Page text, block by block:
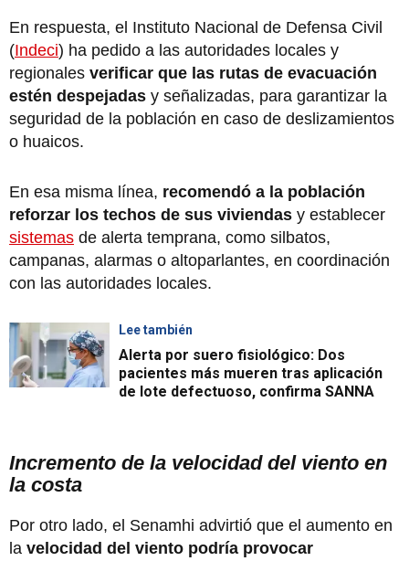
En respuesta, el Instituto Nacional de Defensa Civil
(Indeci) ha pedido a las autoridades locales y
regionales verificar que las rutas de evacuación
estén despejadas y señalizadas, para garantizar la
seguridad de la población en caso de deslizamientos
o huaicos.
En esa misma línea, recomendó a la población
reforzar los techos de sus viviendas y establecer
sistemas de alerta temprana, como silbatos,
campanas, alarmas o altoparlantes, en coordinación
con las autoridades locales.
Lee también
Alerta por suero fisiológico: Dos
pacientes más mueren tras aplicación
de lote defectuoso, confirma SANNA
Incremento de la velocidad del viento en
la costa
Por otro lado, el Senamhi advirtió que el aumento en
la velocidad del viento podría provocar